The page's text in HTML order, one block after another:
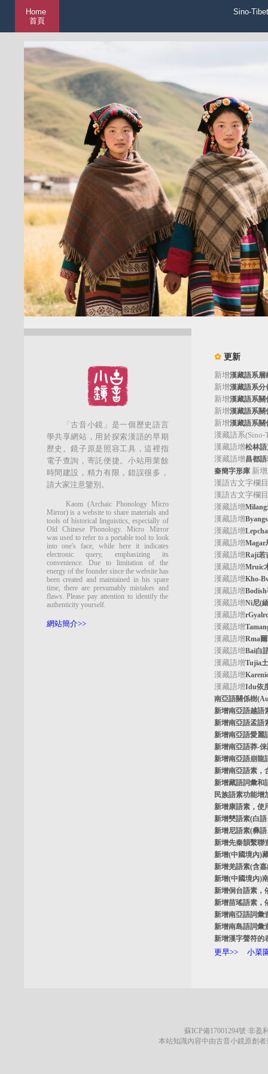
Home
首頁
Sino-
「古音小鏡」是一個歷史語言
學共享網站，用於探索漢語的早期
歷史。鏡子原是照容工具，這裡指
電子查詢，寄託便捷。小站用業餘
時間建設，精力有限，錯誤很多，
請大家注意鑒別。
Kaom (Archaic Phonology Micro
Mirror) is a website to share materials and
tools of historical linguistics, especially of
Old Chinese Phonology. Micro Mirror
was used to refer to a portable tool to look
into one's face, while here it indicates
electronic query, emphasizing its
convenience. Due to limitation of the
energy of the founder since the website has
been created and maintained in his spare
time, there are presumably mistakes and
flaws. Please pay attention to identify the
authenticity yourself.
網站簡介>>
✿ 更新
新增漢藏語系層
新增漢藏語系分
新增漢藏語系關
新增漢藏語系關
新增漢藏語系關
漢藏語系(Sino-
漢藏語增松林語
漢藏語增昌都語
秦簡字形庫新增
漢語古文字欄
漢語古文字欄
漢藏語增Milang
漢藏語增
漢藏語增
漢藏語增Magar
漢藏語增Raji若
漢藏語增Mruic
漢藏語增Kho-
漢藏語增
漢藏語增Ni尼(
漢藏語增
漢藏語增
漢藏語增Rma
漢藏語增Bai白
漢藏語增Tujia
漢藏語增
漢藏語增Idu依
南亞語關係樹
新增南亞語越語
新增南亞語孟語
新增南亞語愛麗
新增南亞語莽-倈
新增南亞語崩龍
新增南亞語素，
新增藏語詞彙和
民族語素功能
新增康語素，使
新增僰語素(白
新增尼語素(彝
新增先秦韻繫聯
新增(中國境內)
新增羌語素(含
新增(中國境內)
新增侗台語素，
新增苗瑤語素，
新增南亞語詞彙
新增南島語詞彙
新增漢字聲符的
更早>> 小菜
蘇ICP備17001294號·非盈
本站知識內容中由古音小鏡原創